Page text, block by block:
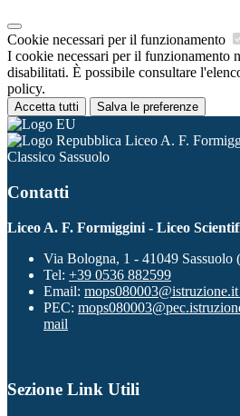
Cookie necessari per il funzionamento
I cookie necessari per il funzionamento
disabilitati. È possibile consultare
policy.
Accetta tutti Salva le preferenze
Liceo A. F.
Classico Sassuolo
Contatti
Liceo A. F. Formiggini - Liceo
Via Bologna, 1 - 41049 Sassuolo
Tel: +39 0536 882599
Email: mops080003@istruzione.it
PEC:
mail
Sezione Link Utili